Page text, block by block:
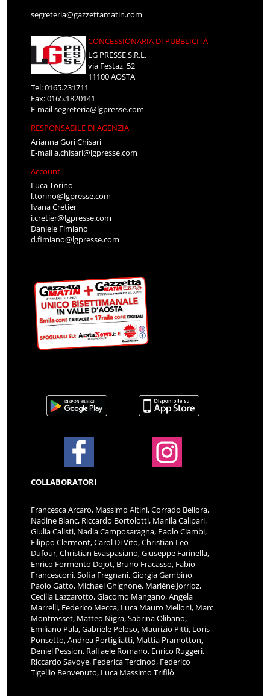
segreteria@gazzettamatin.com
CONCESSIONARIA DI PUBBLICITÀ
LG PRESSE S.R.L.
via Festaz, 52
11100 AOSTA
Tel: 0165.231711
Fax: 0165.1820141
E-mailsegreteria@lgpresse.com
RESPONSABILE DI AGENZIA
Arianna Gori Chisari
E-maila.chisari@lgpresse.com
Account
Luca Torino
l.torino@lgpresse.com
Ivana Cretier
i.cretier@lgpresse.com
Daniele Fimiano
d.fimiano@lgpresse.com
COLLABORATORI
Francesca Arcaro, Massimo Altini, Corrado Bellora,
Nadine Blanc, Riccardo Bortolotti, Manila Calipari,
Giulia Calisti, Nadia Camposaragna, Paolo Ciambi,
Filippo Clermont, Carol Di Vito, Christian Leo
Dufour, Christian Evaspasiano, Giuseppe Farinella,
Enrico Formento Dojot, Bruno Fracasso, Fabio
Francesconi, Sofia Fregnani, Giorgia Gambino,
Paolo Gatto, Michael Ghignone, Marlène Jorrioz,
Cecilia Lazzarotto, Giacomo Mangano, Angela
Marrelli, Federico Mecca, Luca Mauro Melloni, Marc
Montrosset, Matteo Nigra, Sabrina Olibano,
Emiliano Pala, Gabriele Peloso, Maurizio Pitti, Loris
Ponsetto, Andrea Portigliatti, Mattia Pramotton,
Deniel Pession, Raffaele Romano, Enrico Ruggeri,
Riccardo Savoye, Federica Tercinod, Federico
Tigellio Benvenuto, Luca Massimo Trifilò